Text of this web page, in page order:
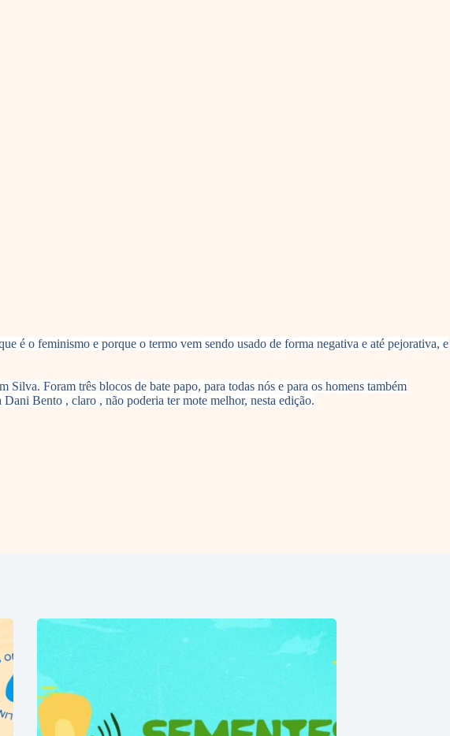
é o feminismo e porque o termo vem sendo usado de forma negativa e até pejorativa, e
Foram três blocos de bate papo, para todas nós e para os homens também
Bento , claro , não poderia ter mote melhor, nesta edição.